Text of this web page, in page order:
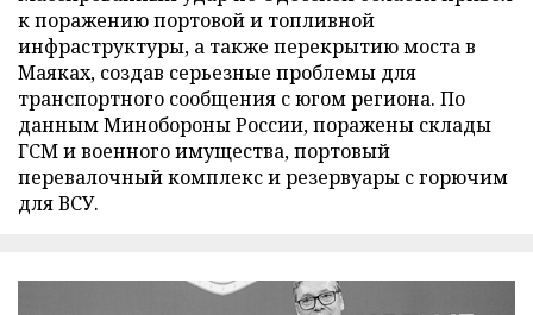
к поражению портовой и топливной
инфраструктуры, а также перекрытию моста в
Маяках, создав серьезные проблемы для
транспортного сообщения с югом региона. По
данным Минобороны России, поражены склады
ГСМ и военного имущества, портовый
перевалочный комплекс и резервуары с горючим
для ВСУ.